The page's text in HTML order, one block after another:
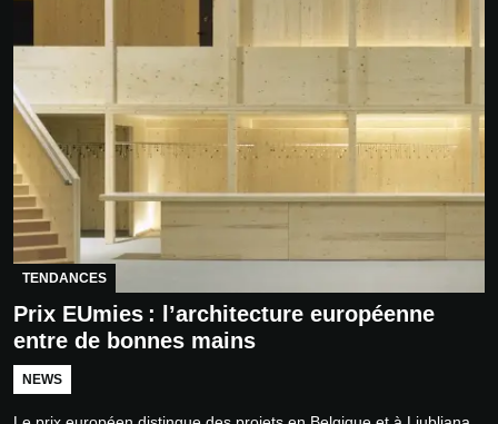
TENDANCES
Prix EUmies : l’architecture européenne
entre de bonnes mains
NEWS